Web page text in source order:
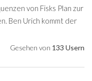
von Fisks Plan zur
Ben Urich kommt der
Gesehen von 133 Usern